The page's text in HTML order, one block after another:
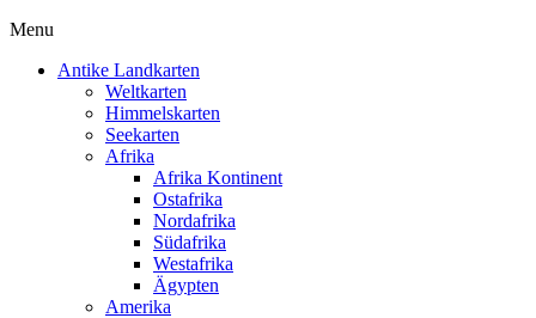
Menu
Antike Landkarten
Weltkarten
Himmelskarten
Seekarten
Afrika
Afrika Kontinent
Ostafrika
Nordafrika
Südafrika
Westafrika
Ägypten
Amerika